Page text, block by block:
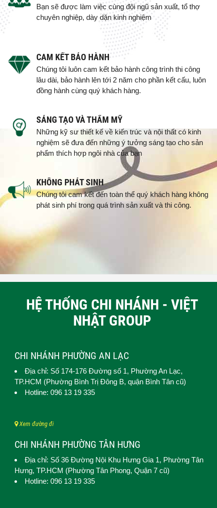
Bạn sẽ được làm việc cùng đội ngũ sản xuất, tổ thợ
chuyên nghiệp, dày dặn kinh nghiệm
CAM KẾT BẢO HÀNH
Chúng tôi luôn cam kết bảo hành công trình thi công
lâu dài, bảo hành lên tới 2 năm cho phần kết cấu, luôn
đồng hành cùng quý khách hàng.
SÁNG TẠO VÀ THẨM MỸ
Những kỹ sư thiết kế về kiến trúc và nội thất có kinh
nghiệm sẽ đưa đến những ý tưởng sáng tạo cho sản
phẩm thích hợp ngôi nhà của bạn
KHÔNG PHÁT SINH
Chúng tôi cam kết đến toàn thể quý khách hàng không
phát sinh phí trong quá trình sản xuất và thi công.
HỆ THỐNG CHI NHÁNH - VIỆT
NHẬT GROUP
CHI NHÁNH PHƯỜNG AN LẠC
Địa chỉ: Số 174-176 Đường số 1, Phường An Lạc,
TP.HCM (Phường Bình Trị Đông B, quận Bình Tân cũ)
Hotline: 096 13 19 335
Xem đường đi
CHI NHÁNH PHƯỜNG TÂN HƯNG
Địa chỉ: Số 36 Đường Nội Khu Hưng Gia 1, Phường Tân
Hưng, TP.HCM (Phường Tân Phong, Quận 7 cũ)
Hotline: 096 13 19 335